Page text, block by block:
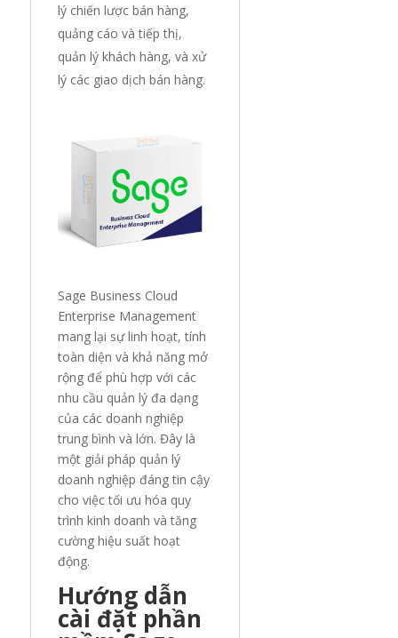
lý chiến lược bán hàng,
quảng cáo và tiếp thị,
quản lý khách hàng, và xử
lý các giao dịch bán hàng.
Sage Business Cloud
Enterprise Management
mang lại sự linh hoạt, tính
toàn diện và khả năng mở
rộng để phù hợp với các
nhu cầu quản lý đa dạng
của các doanh nghiệp
trung bình và lớn. Đây là
một giải pháp quản lý
doanh nghiệp đáng tin cậy
cho việc tối ưu hóa quy
trình kinh doanh và tăng
cường hiệu suất hoạt
động.
Hướng dẫn
cài đặt phần